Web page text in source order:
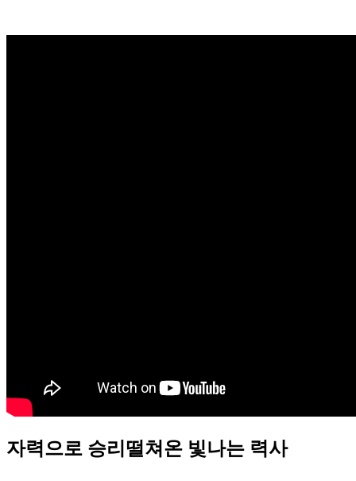
자력으로 승리떨쳐온 빛나는 력사